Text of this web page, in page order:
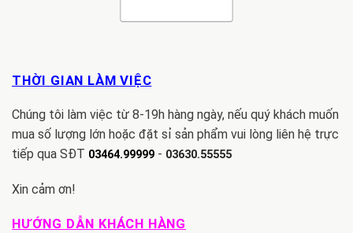
THỜI GIAN LÀM VIỆC
Chúng tôi làm việc từ 8-19h hàng ngày, nếu quý khách muốn
mua số lượng lớn hoặc đặt sỉ sản phẩm vui lòng liên hệ trực
tiếp qua SĐT 03464.99999 - 03630.55555
Xin cảm ơn!
HƯỚNG DẪN KHÁCH HÀNG